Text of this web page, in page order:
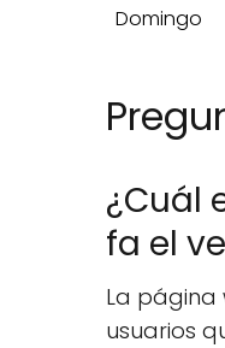
Domingo
¿Cuál
fa el
La página
usuarios